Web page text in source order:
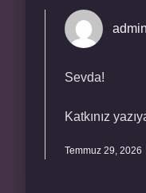
admin
Sevda!
Katkınız
Temmuz 29, 2026